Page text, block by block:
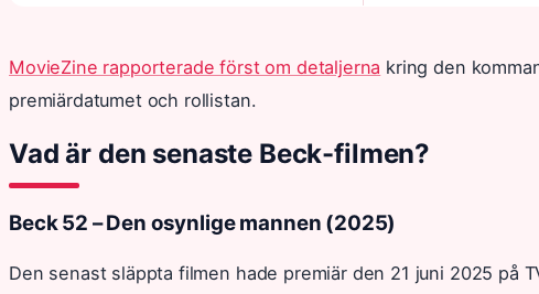
MovieZine rapporterade först om detaljerna kring den
premiärdatumet och rollistan.
Vad är den senaste Beck-filmen?
Beck 52 – Den osynlige mannen (2025)
Den senast släppta filmen hade premiär den 21 juni 2025 på